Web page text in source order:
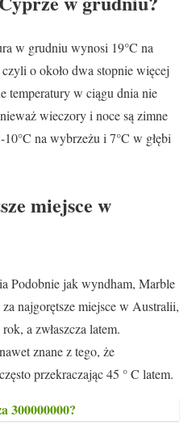
w grudniu wynosi 19°C na
o około dwa stopnie więcej
temperatury w ciągu dnia nie
wieczory i noce są zimne
na wybrzeżu i 7°C w głębi
miejsce w
Podobnie jak wyndham, Marble
najgorętsze miejsce w Australii,
a zwłaszcza latem.
znane z tego, że
przekraczając 45 ° C latem.
300000000?